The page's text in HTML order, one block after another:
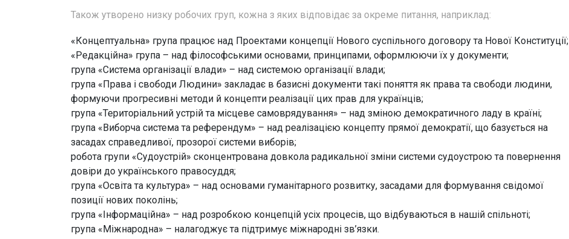
Також утворено низку робочих груп, кожна з яких відповідає за окреме питання, наприклад:
«Концептуальна» група працює над Проектами концепції Нового суспільного договору та Нової Конституції;
«Редакційна» група – над філософськими основами, принципами, оформлюючи їх у документи;
група «Система організації влади» – над системою організації влади;
група «Права і свободи Людини» закладає в базисні документи такі поняття як права та свободи людини,
формуючи прогресивні методи й концепти реалізації цих прав для українців;
група «Територіальний устрій та місцеве самоврядування» – над зміною демократичного ладу в країні;
група «Виборча система та референдум» – над реалізацією концепту прямої демократії, що базується на
засадах справедливої, прозорої системи виборів;
робота групи «Судоустрій» сконцентрована довкола радикальної зміни системи судоустрою та повернення
довіри до українського правосуддя;
група «Освіта та культура» – над основами гуманітарного розвитку, засадами для формування свідомої
позиції нових поколінь;
група «Інформаційна» – над розробкою концепцій усіх процесів, що відбуваються в нашій спільноті;
група «Міжнародна» – налагоджує та підтримує міжнародні зв’язки.